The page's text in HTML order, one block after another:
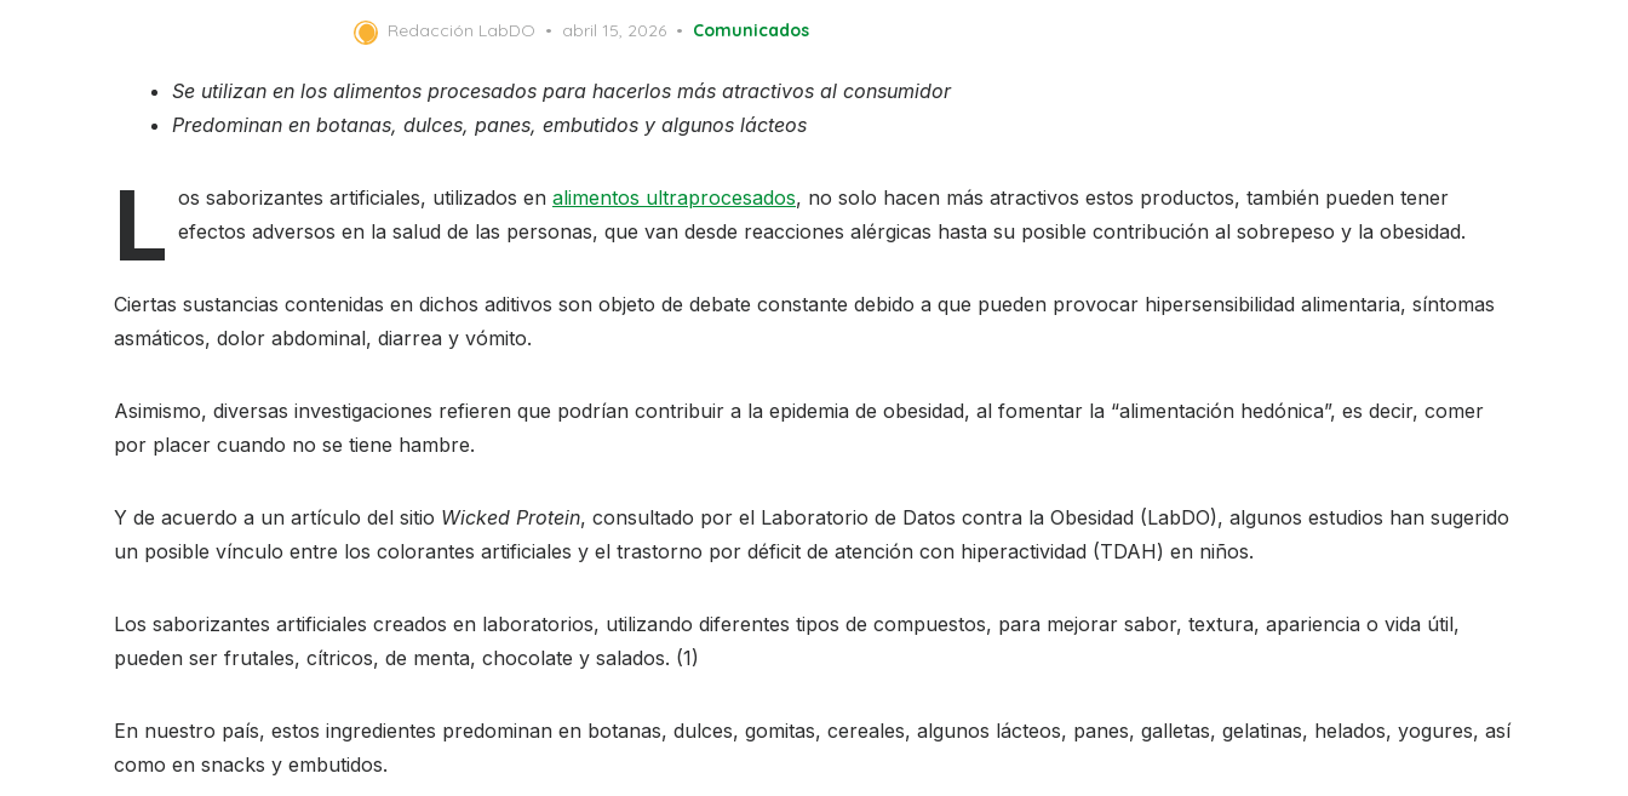
Redacción LabDO
Posted
abril 15, 2026 Comunicados
Se utilizan en los alimentos procesados para hacerlos más atractivos al consumidor
Predominan en botanas, dulces, panes, embutidos y algunos lácteos
L os saborizantes artificiales, utilizados en alimentos ultraprocesados, no solo hacen más atractivos estos productos, también pueden tener
efectos adversos en la salud de las personas, que van desde reacciones alérgicas hasta su posible contribución al sobrepeso y la obesidad.
Ciertas sustancias contenidas en dichos aditivos son objeto de debate constante debido a que pueden provocar hipersensibilidad alimentaria, síntomas
asmáticos, dolor abdominal, diarrea y vómito.
Asimismo, diversas investigaciones refieren que podrían contribuir a la epidemia de obesidad, al fomentar la “alimentación hedónica”, es decir, comer
por placer cuando no se tiene hambre.
Y de acuerdo a un artículo del sitio Wicked Protein, consultado por el Laboratorio de Datos contra la Obesidad (LabDO), algunos estudios han sugerido
un posible vínculo entre los colorantes artificiales y el trastorno por déficit de atención con hiperactividad (TDAH) en niños.
Los saborizantes artificiales creados en laboratorios, utilizando diferentes tipos de compuestos, para mejorar sabor, textura, apariencia o vida útil,
pueden ser frutales, cítricos, de menta, chocolate y salados. (1)
En nuestro país, estos ingredientes predominan en botanas, dulces, gomitas, cereales, algunos lácteos, panes, galletas, gelatinas, helados, yogures, así
como en snacks y embutidos.